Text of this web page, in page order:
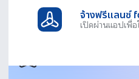
จ้างฟรีแลนซ์
เปิดผ่านแอปเพื่